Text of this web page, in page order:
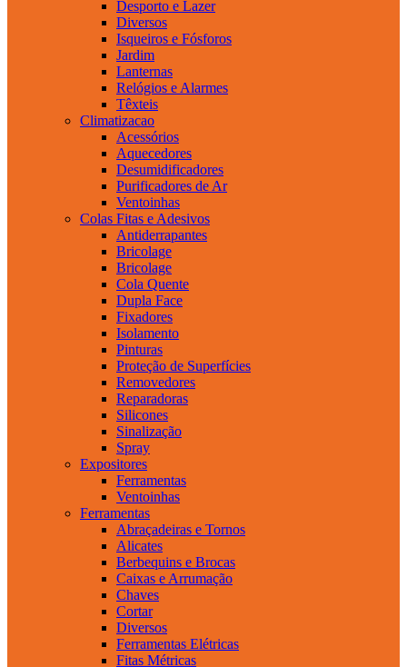
Desporto e Lazer
Diversos
Isqueiros e Fósforos
Jardim
Lanternas
Relógios e Alarmes
Têxteis
Climatizacao
Acessórios
Aquecedores
Desumidificadores
Purificadores de Ar
Ventoinhas
Colas Fitas e Adesivos
Antiderrapantes
Bricolage
Bricolage
Cola Quente
Dupla Face
Fixadores
Isolamento
Pinturas
Proteção de Superfícies
Removedores
Reparadoras
Silicones
Sinalização
Spray
Expositores
Ferramentas
Ventoinhas
Ferramentas
Abraçadeiras e Tornos
Alicates
Berbequins e Brocas
Caixas e Arrumação
Chaves
Cortar
Diversos
Ferramentas Elétricas
Fitas Métricas